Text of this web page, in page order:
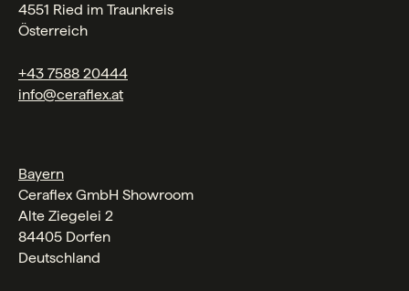
4551 Ried im Traunkreis
Österreich
+43 7588 20444
info@ceraflex.at
Bayern
Ceraflex GmbH Showroom
Alte Ziegelei 2
84405 Dorfen
Deutschland